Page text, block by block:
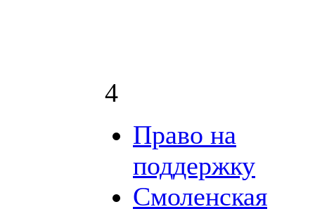
4
Право на
поддержку
Смоленская